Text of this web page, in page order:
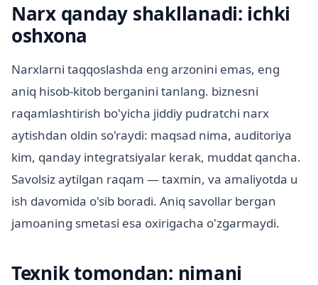
Narx qanday shakllanadi: ichki
oshxona
Narxlarni taqqoslashda eng arzonini emas, eng
aniq hisob-kitob berganini tanlang. biznesni
raqamlashtirish bo'yicha jiddiy pudratchi narx
aytishdan oldin so'raydi: maqsad nima, auditoriya
kim, qanday integratsiyalar kerak, muddat qancha.
Savolsiz aytilgan raqam — taxmin, va amaliyotda u
ish davomida o'sib boradi. Aniq savollar bergan
jamoaning smetasi esa oxirigacha o'zgarmaydi.
Texnik tomondan: nimani